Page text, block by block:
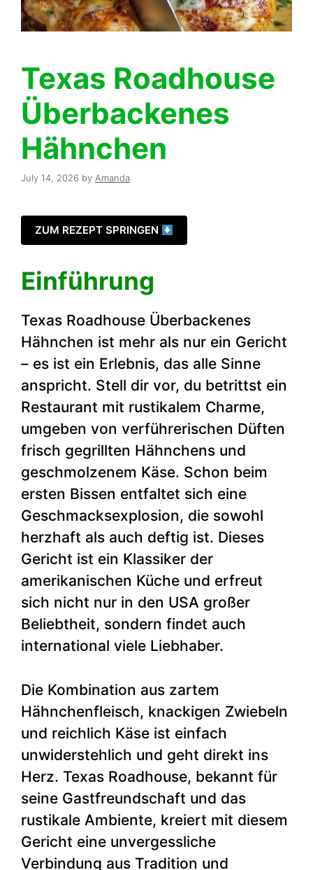
Texas Roadhouse
Überbackenes
Hähnchen
July 14, 2026 by Amanda
ZUM REZEPT SPRINGEN
Einführung
Texas Roadhouse Überbackenes
Hähnchen ist mehr als nur ein Gericht
– es ist ein Erlebnis, das alle Sinne
anspricht. Stell dir vor, du betrittst ein
Restaurant mit rustikalem Charme,
umgeben von verführerischen Düften
frisch gegrillten Hähnchens und
geschmolzenem Käse. Schon beim
ersten Bissen entfaltet sich eine
Geschmacksexplosion, die sowohl
herzhaft als auch deftig ist. Dieses
Gericht ist ein Klassiker der
amerikanischen Küche und erfreut
sich nicht nur in den USA großer
Beliebtheit, sondern findet auch
international viele Liebhaber.
Die Kombination aus zartem
Hähnchenfleisch, knackigen Zwiebeln
und reichlich Käse ist einfach
unwiderstehlich und geht direkt ins
Herz. Texas Roadhouse, bekannt für
seine Gastfreundschaft und das
rustikale Ambiente, kreiert mit diesem
Gericht eine unvergessliche
Verbindung aus Tradition und